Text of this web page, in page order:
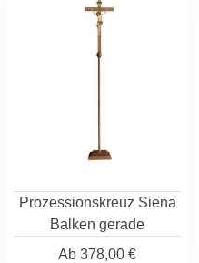
Prozessionskreuz Siena
Balken gerade
Ab 378,00 €